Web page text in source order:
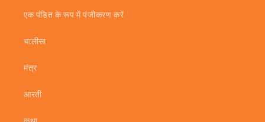
एक पंडित के रूप में पंजीकरण करें
चालीसा
मंत्र
आरती